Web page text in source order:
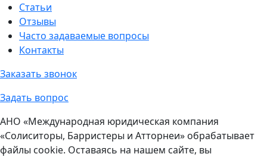
Статьи
Отзывы
Часто задаваемые вопросы
Контакты
Заказать звонок
Задать вопрос
АНО «Международная юридическая компания
«Солиситоры, Барристеры и Атторнеи» обрабатывает
файлы cookie. Оставаясь на нашем сайте, вы